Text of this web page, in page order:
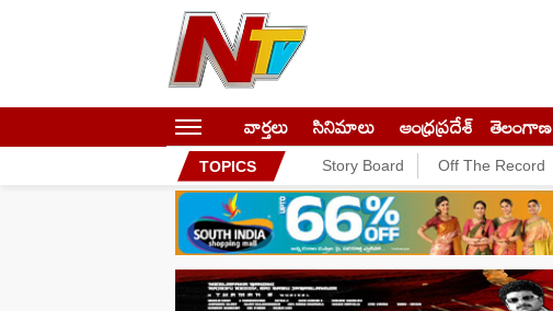
వార్తలు సినిమాలు ఆంధ్రప్రదేశ్ తెలంగాణ
TOPICS Story Board Off The Record